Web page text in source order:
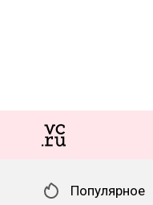
Популярное